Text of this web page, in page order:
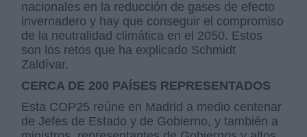
nacionales en la reducción de gases de efecto
invernadero y hay que conseguir el compromiso
de la neutralidad climática en el 2050. Estos
son los retos que ha explicado Schmidt
Zaldívar.
CERCA DE 200 PAÍSES REPRESENTADOS
Esta COP25 reúne en Madrid a medio centenar
de Jefes de Estado y de Gobierno, y también a